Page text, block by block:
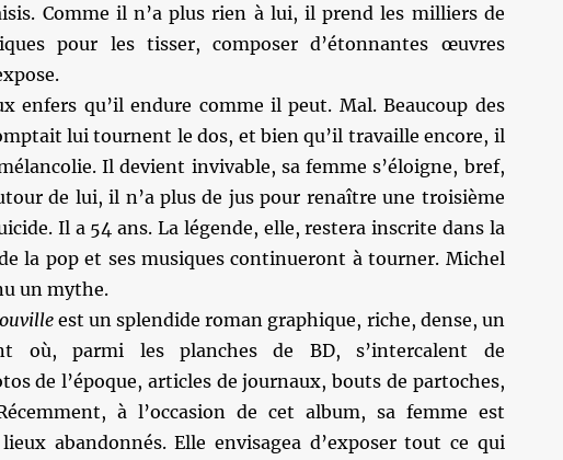
Comme il n’a plus rien à lui, il prend les milliers de
pour les tisser, composer d’étonnantes œuvres
enfers qu’il endure comme il peut. Mal. Beaucoup des
lui tournent le dos, et bien qu’il travaille encore, il
Il devient invivable, sa femme s’éloigne, bref,
de lui, il n’a plus de jus pour renaître une troisième
Il a 54 ans. La légende, elle, restera inscrite dans la
la pop et ses musiques continueront à tourner. Michel
un mythe.
est un splendide roman graphique, riche, dense, un
où, parmi les planches de BD, s’intercalent de
de l’époque, articles de journaux, bouts de partoches,
à l’occasion de cet album, sa femme est
abandonnés. Elle envisagea d’exposer tout ce qui